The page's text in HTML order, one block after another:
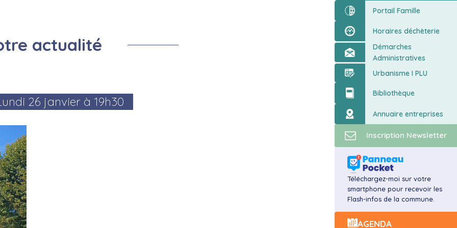
Portail Famille
Horaires déchèterie
Démarches
Administratives
Urbanisme I PLU
Bibliothèque
Annuaire entreprises
Inscription Newsletter
Téléchargez-moi sur votre
smartphone pour recevoir les
Flash-infos de la commune.
AGENDA
actualité
26 janvier à 19h30